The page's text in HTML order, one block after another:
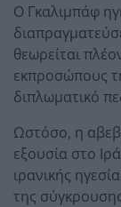
Ο Γκαλιμπάφ
θεωρείται
εκπροσώπους
διπλωματικό
Ωστόσο, η
εξουσία στο
ιρανικής
της